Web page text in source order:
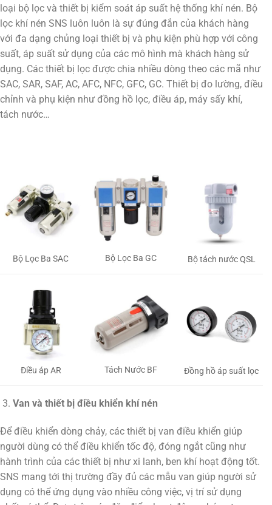
loại bộ lọc và thiết bị kiểm soát áp suất hệ thống khí nén. Bộ
lọc khí nén SNS luôn luôn là sự đúng đắn của khách hàng
với đa dạng chủng loại thiết bị và phụ kiện phù hợp với công
suất, áp suất sử dụng của các mô hình mà khách hàng sử
dụng. Các thiết bị lọc được chia nhiều dòng theo các mã như
SAC, SAR, SAF, AC, AFC, NFC, GFC, GC. Thiết bị đo lường, điều
chỉnh và phụ kiện như đồng hồ lọc, điều áp, máy sấy khí,
tách nước…
Bộ Lọc Ba SAC Bộ Lọc Ba GC Bộ tách nước QSL
Điều áp AR Tách Nước BF Đồng hồ áp suất lọc
Van và thiết bị điều khiển khí nén
Để điều khiển dòng chảy, các thiết bị van điều khiển giúp
người dùng có thể điều khiển tốc độ, đóng ngắt cũng như
hành trình của các thiết bị như xi lanh, ben khí hoạt động tốt.
SNS mang tới thị trường đầy đủ các mẫu van giúp người sử
dụng có thể ứng dụng vào nhiều công việc, vị trí sử dụng